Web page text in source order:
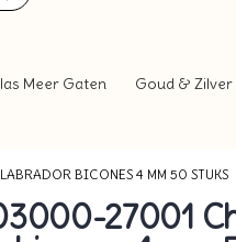
Meer Gaten Goud & Zilver
BICONES 4 MM 50 STUKS
27001